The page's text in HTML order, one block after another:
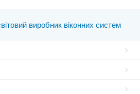
виробник віконних систем